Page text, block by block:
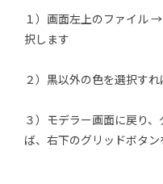
１）画面左上のファイル
択します
２）黒以外の色を選択すれ
３）モデラー画面に戻り
ば、右下のグリッドボタ